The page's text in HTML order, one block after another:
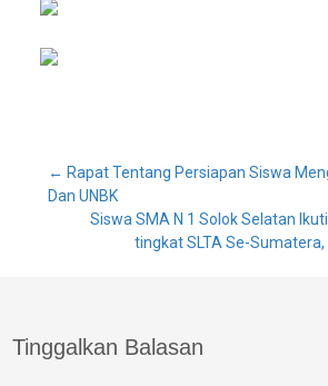
Post
navigation
← Rapat Tentang Persiapan Siswa
Dan UNBK
Siswa SMA N 1 Solok Selatan
tingkat SLTA Se-Sumatera,
Tinggalkan Balasan